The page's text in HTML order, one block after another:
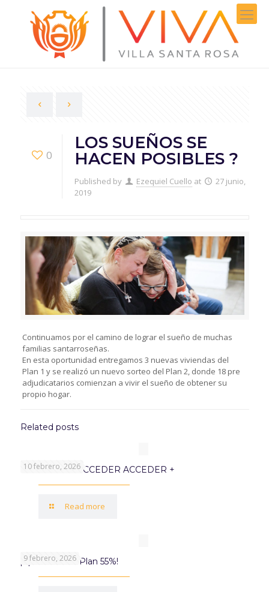
0
LOS SUEÑOS SE
HACEN POSIBLES ?
Published by Ezequiel Cuello at
27 junio,
2019
Continuamos por el camino de lograr el sueño de muchas
familias santarroseñas.
En esta oportunidad entregamos 3 nuevas viviendas del
Plan 1 y se realizó un nuevo sorteo del Plan 2, donde 18 pre
adjudicatarios comienzan a vivir el sueño de obtener su
propio hogar.
Related posts
10 febrero, 2026
PROGRAMA ACCEDER ACCEDER +
Read more
9 febrero, 2026
¡Aprovechá el Plan 55%!